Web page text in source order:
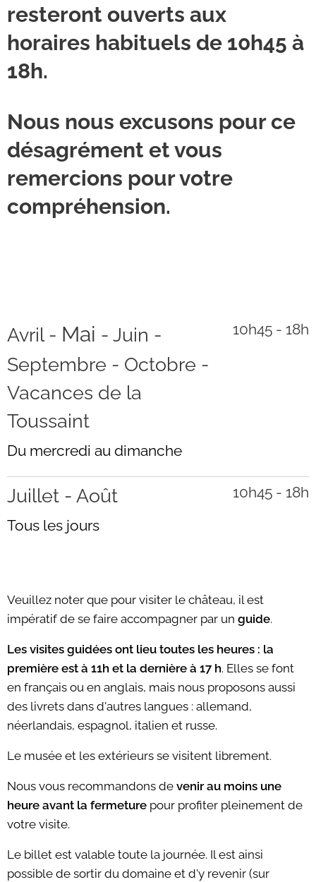
resteront ouverts aux
horaires habituels de 10h45 à
18h.
Nous nous excusons pour ce
désagrément et vous
remercions pour votre
compréhension.
Avril - Mai - Juin -
Septembre - Octobre -
Vacances de la
Toussaint
Du mercredi au dimanche
10h45 - 18h
Juillet - Août
Tous les jours
10h45 - 18h
Veuillez noter que pour visiter le château, il est
impératif de se faire accompagner par un guide.
Les visites guidées ont lieu toutes les heures : la
première est à 11h et la dernière à 17 h. Elles se font
en français ou en anglais, mais nous proposons aussi
des livrets dans d'autres langues : allemand,
néerlandais, espagnol, italien et russe.
Le musée et les extérieurs se visitent librement.
Nous vous recommandons de venir au moins une
heure avant la fermeture pour profiter pleinement de
votre visite.
Le billet est valable toute la journée. Il est ainsi
possible de sortir du domaine et d'y revenir (sur